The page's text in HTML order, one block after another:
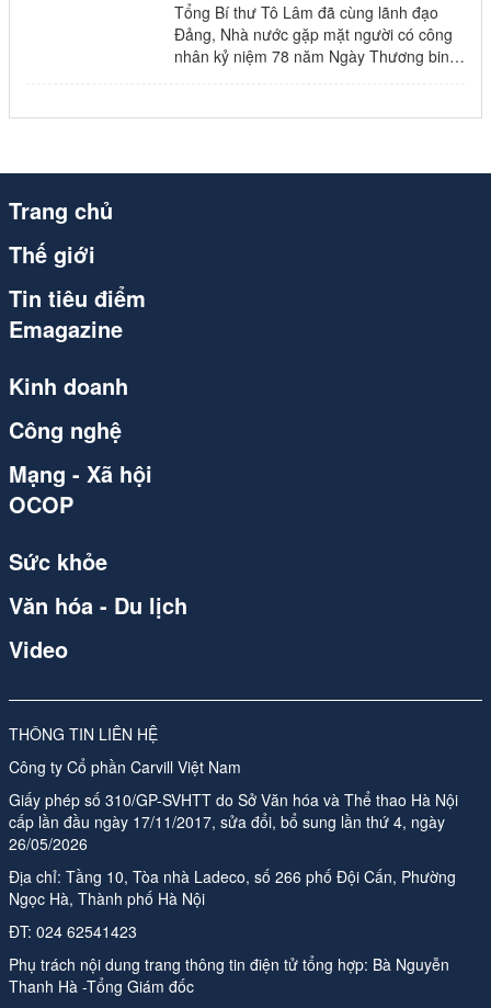
congthuong.vn (1)
congthuong.vn (1)
congthuong.vn (1)
congthuong.vn (1)
Spider (1)
congthuong.vn (1)
Spider (1)
congthuong.vn (1)
Spider
Spider
Spider
Spider
Spider (1)
qdnd.vn
qdnd.vn
qdnd.vn
qdnd.vn
qdnd.vn
qdnd.vn
qdnd.vn
Tổng Bí thư Tô Lâm đã cùng lãnh đạo
Đảng, Nhà nước gặp mặt người có công
nhân kỷ niệm 78 năm Ngày Thương binh
THÔNG TIN LIÊN HỆ
Công ty Cổ phần Carvill Việt Nam
Giấy phép số 310/GP-SVHTT do Sở Văn hóa và Thể thao Hà Nội
cấp lần đầu ngày 17/11/2017, sửa đổi, bổ sung lần thứ 4, ngày
26/05/2026
Địa chỉ: Tầng 10, Tòa nhà Ladeco, số 266 phố Đội Cấn, Phường
Ngọc Hà, Thành phố Hà Nội
ĐT: 024 62541423
Phụ trách nội dung trang thông tin điện tử tổng hợp: Bà Nguyễn
Thanh Hà -Tổng Giám đốc
Trang chủ
Thế giới
Tin tiêu điểm
Emagazine
Kinh doanh
Công nghệ
Mạng - Xã hội
OCOP
Sức khỏe
Văn hóa - Du lịch
Video